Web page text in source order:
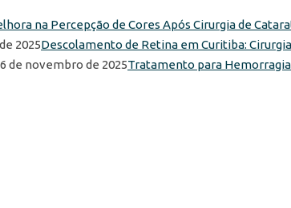
na Percepção de Cores Após Cirurgia de
2025Descolamento de Retina em Curitiba:
6 de novembro de 2025Tratamento para